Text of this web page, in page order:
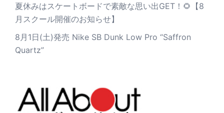
夏休みはスケートボードで素敵な思い出GET！🌻【8
月スクール開催のお知らせ】
8月1日(土)発売 Nike SB Dunk Low Pro “Saffron
Quartz”